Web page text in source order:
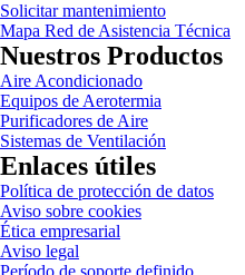
Solicitar mantenimiento
Mapa Red de Asistencia Técnica
Nuestros Productos
Aire Acondicionado
Equipos de Aerotermia
Purificadores de Aire
Sistemas de Ventilación
Enlaces útiles
Política de protección de datos
Aviso sobre cookies
Ética empresarial
Aviso legal